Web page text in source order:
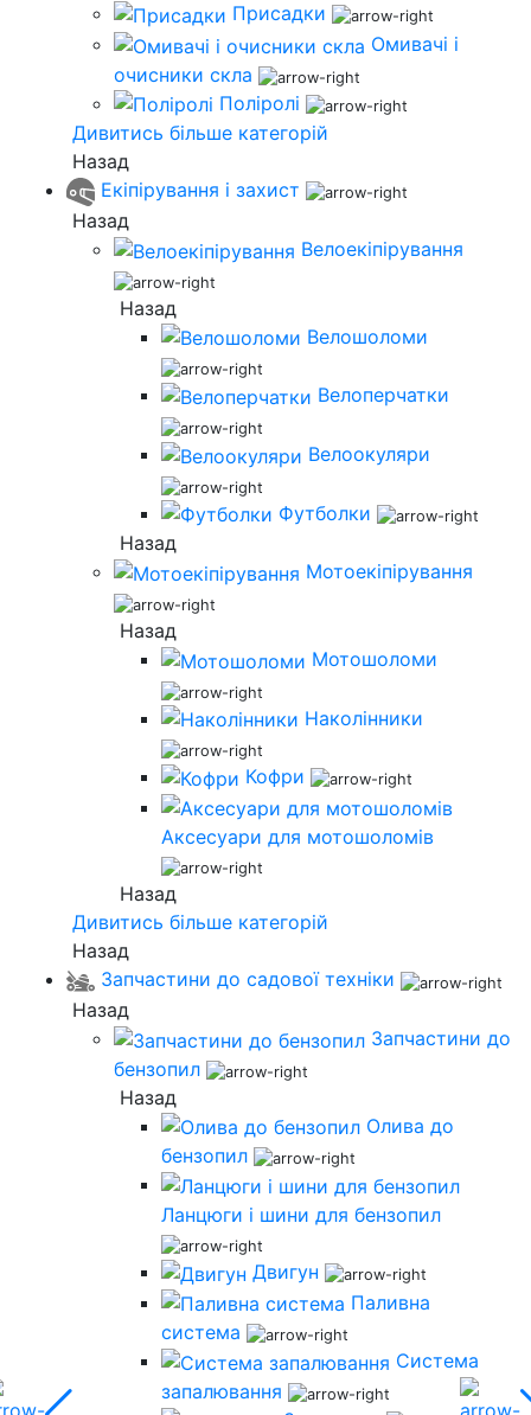
Присадки
Омивачі і
очисники скла
Поліролі
Дивитись більше категорій
Назад
Екіпірування і захист
Назад
Велоекіпірування
Назад
Велошоломи
Велоперчатки
Велоокуляри
Футболки
Назад
Мотоекіпірування
Назад
Мотошоломи
Наколінники
Кофри
Аксесуари для мотошоломів
Назад
Дивитись більше категорій
Назад
Запчастини до садової техніки
Назад
Запчастини до
бензопил
Назад
Олива до
бензопил
Ланцюги і шини для бензопил
Двигун
Паливна
система
Система
запалювання